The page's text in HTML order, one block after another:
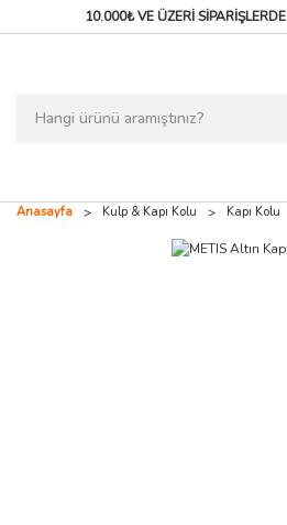
10.000₺ VE ÜZERİ SİPARİŞLERDE
Anasayfa Kulp & Kapı Kolu Kapı Kolu